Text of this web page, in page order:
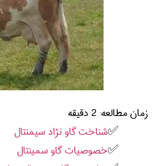
زمان مطالعه:2دقیقه
شناخت گاو نژاد سیمنتال
خصوصیات گاو سمینتال